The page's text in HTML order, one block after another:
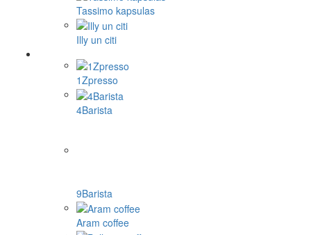
Tassimo kapsulas
Illy un citi
1Zpresso
4Barista
9Barista
Aram coffee